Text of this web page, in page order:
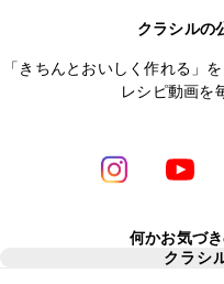
クラシルの
「きちんとおいしく作れる」
レシピ動画を
何かお気づ
クラシ